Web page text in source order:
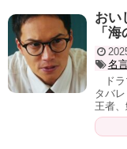
おい
「
名
ドラ
タバ
王者